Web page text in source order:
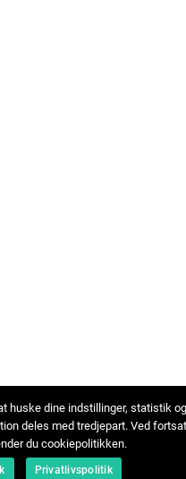
huske dine indstillinger, statistik
deles med tredjepart. Ved
du cookiepolitikken.
Privatlivspolitik